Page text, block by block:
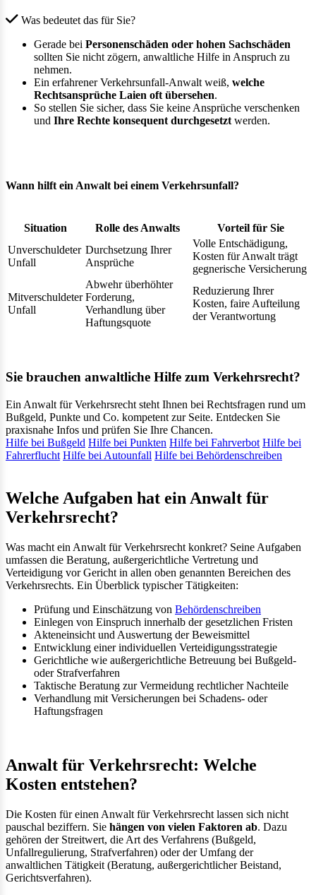
Was bedeutet das für Sie?
Gerade bei Personenschäden oder hohen Sachschäden
sollten Sie nicht zögern, anwaltliche Hilfe in Anspruch zu
nehmen.
Ein erfahrener Verkehrsunfall-Anwalt weiß, welche
Rechtsansprüche Laien oft übersehen.
So stellen Sie sicher, dass Sie keine Ansprüche verschenken
und Ihre Rechte konsequent durchgesetzt werden.
Wann hilft ein Anwalt bei einem Verkehrsunfall?
Situation Rolle des Anwalts
Vorteil für Sie
Unverschuldeter
Unfall
Durchsetzung Ihrer
Ansprüche
Volle Entschädigung,
Kosten für Anwalt trägt
gegnerische Versicherung
Mitverschuldeter
Unfall
Abwehr überhöhter
Forderung,
Verhandlung über
Haftungsquote
Reduzierung Ihrer
Kosten, faire Aufteilung
der Verantwortung
Sie brauchen anwaltliche Hilfe zum Verkehrsrecht?
Ein Anwalt für Verkehrsrecht steht Ihnen bei Rechtsfragen rund um
Bußgeld, Punkte und Co. kompetent zur Seite. Entdecken Sie
praxisnahe Infos und prüfen Sie Ihre Chancen.
Hilfe bei Bußgeld Hilfe bei Punkten Hilfe bei Fahrverbot Hilfe bei
Fahrerflucht Hilfe bei Autounfall Hilfe bei Behördenschreiben
Welche Aufgaben hat ein Anwalt für
Verkehrsrecht?
Was macht ein Anwalt für Verkehrsrecht konkret? Seine Aufgaben
umfassen die Beratung, außergerichtliche Vertretung und
Verteidigung vor Gericht in allen oben genannten Bereichen des
Verkehrsrechts. Ein Überblick typischer Tätigkeiten:
Prüfung und Einschätzung von Behördenschreiben
Einlegen von Einspruch innerhalb der gesetzlichen Fristen
Akteneinsicht und Auswertung der Beweismittel
Entwicklung einer individuellen Verteidigungsstrategie
Gerichtliche wie außergerichtliche Betreuung bei Bußgeld-
oder Strafverfahren
Taktische Beratung zur Vermeidung rechtlicher Nachteile
Verhandlung mit Versicherungen bei Schadens- oder
Haftungsfragen
Anwalt für Verkehrsrecht: Welche
Kosten entstehen?
Die Kosten für einen Anwalt für Verkehrsrecht lassen sich nicht
pauschal beziffern. Sie hängen von vielen Faktoren ab. Dazu
gehören der Streitwert, die Art des Verfahrens (Bußgeld,
Unfallregulierung, Strafverfahren) oder der Umfang der
anwaltlichen Tätigkeit (Beratung, außergerichtlicher Beistand,
Gerichtsverfahren).